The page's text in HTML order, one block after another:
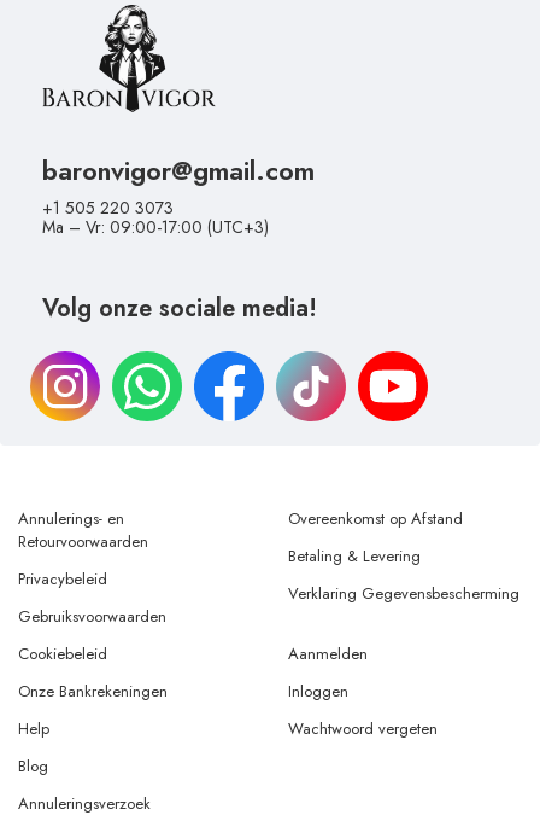
baronvigor@gmail.com
+1 505 220 3073
Ma – Vr: 09:00-17:00 (UTC+3)
Volg onze sociale media!
Annulerings- en
Retourvoorwaarden
Privacybeleid
Gebruiksvoorwaarden
Overeenkomst op Afstand
Betaling & Levering
Verklaring Gegevensbescherming
Cookiebeleid
Onze Bankrekeningen
Help
Aanmelden
Inloggen
Wachtwoord vergeten
Blog
Annuleringsverzoek